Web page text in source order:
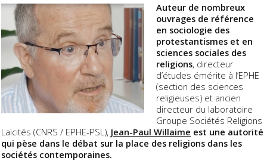
Auteur de nombreux
ouvrages de référence
en sociologie des
protestantismes et en
sciences sociales des
religions, directeur
d’études émérite à l’EPHE
(section des sciences
religieuses) et ancien
directeur du laboratoire
Groupe Sociétés Religions
Laïcités (CNRS / EPHE-PSL), Jean-Paul Willaime est une autorité
qui pèse dans le débat sur la place des religions dans les
sociétés contemporaines.